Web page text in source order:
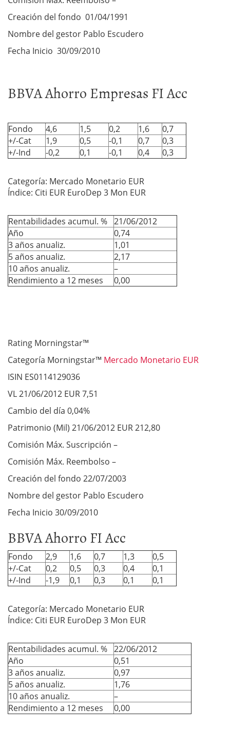
Creación del fondo 01/04/1991
Nombre del gestor Pablo Escudero
Fecha Inicio 30/09/2010
BBVA Ahorro Empresas FI Acc
Fondo 4,6 1,5 0,2 1,6
0,7
+/-Cat
1,9 0,5 -0,1 0,7
0,3
+/-Ind
-0,2 0,1 -0,1 0,4 0,3
Categoría: Mercado Monetario EUR
Índice: Citi EUR EuroDep 3 Mon EUR
Rentabilidades acumul. % 21/06/2012
Año
0,74
3 años anualiz.
1,01
5 años anualiz.
2,17
10 años anualiz.
–
Rendimiento a 12 meses
0,00
Rating Morningstar™
Categoría Morningstar™ Mercado Monetario EUR
ISIN ES0114129036
VL 21/06/2012 EUR 7,51
Cambio del día 0,04%
Patrimonio (Mil) 21/06/2012 EUR 212,80
Comisión Máx. Suscripción –
Comisión Máx. Reembolso –
Creación del fondo 22/07/2003
Nombre del gestor Pablo Escudero
Fecha Inicio 30/09/2010
BBVA Ahorro FI Acc
Fondo 2,9 1,6 0,7 1,3
0,5
+/-Cat
0,2 0,5 0,3 0,4
0,1
+/-Ind
-1,9 0,1 0,3 0,1 0,1
Categoría: Mercado Monetario EUR
Índice: Citi EUR EuroDep 3 Mon EUR
Rentabilidades acumul. % 22/06/2012
Año
0,51
3 años anualiz.
0,97
5 años anualiz.
1,76
10 años anualiz.
–
Rendimiento a 12 meses
0,00